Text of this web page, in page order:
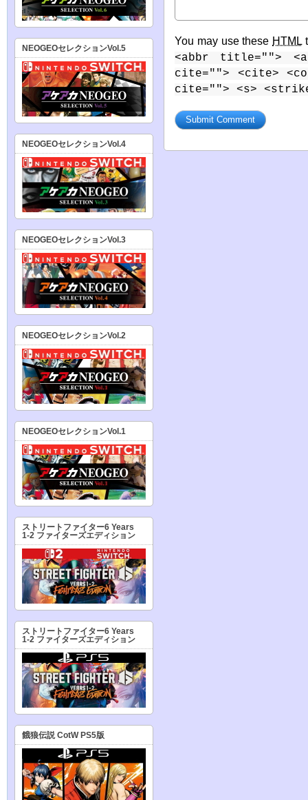
You may use these HTML
<abbr title="">
cite=""> <cite>
cite=""> <s>
NEOGEOセレクションVol.5
NEOGEOセレクションVol.4
NEOGEOセレクションVol.3
NEOGEOセレクションVol.2
NEOGEOセレクションVol.1
ストリートファイター6 Years
1-2 ファイターズエディション
ストリートファイター6 Years
1-2 ファイターズエディション
餓狼伝説 CotW PS5版